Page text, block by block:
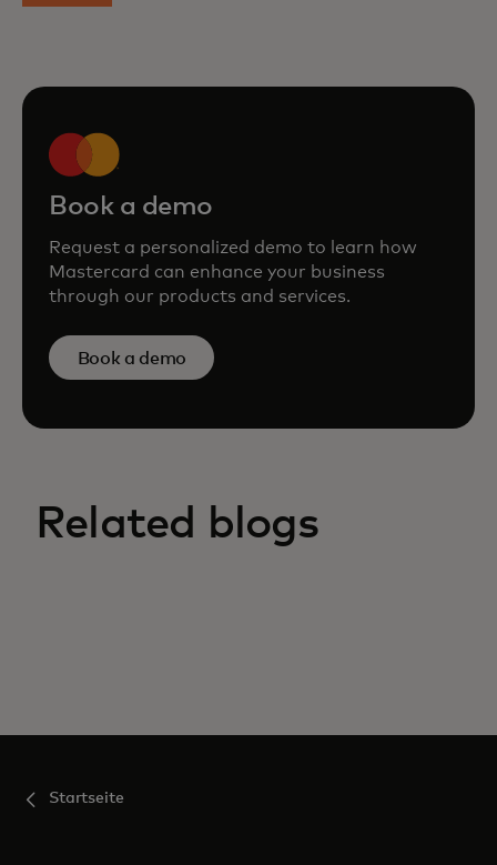
Book a demo
Request a personalized demo to learn how
Mastercard can enhance your business
through our products and services.
Book a demo
Related blogs
Startseite